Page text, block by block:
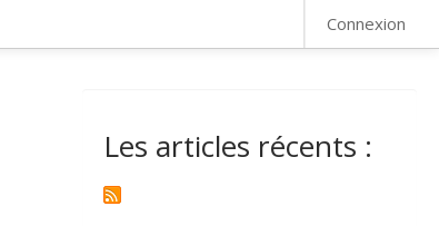
Connexion
Les articles récents :